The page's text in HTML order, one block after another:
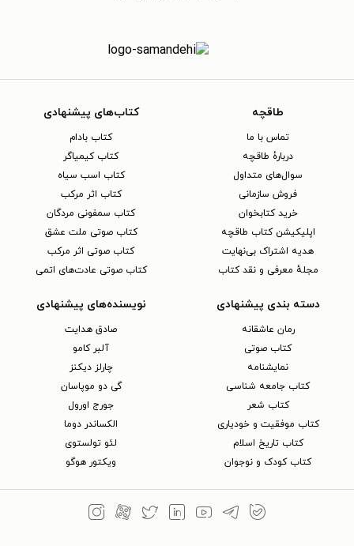
طاقچه
تماس با ما
دربارهٔ طاقچه
سوال‌های متداول
فروش سازمانی
خرید کتابخوان
اپلیکیشن کتاب طاقچه
هدیه اشتراک بی‌نهایت
مجلهٔ معرفی و نقد کتاب
کتاب‌های پیشنهادی
کتاب بادام
کتاب کیمیاگر
کتاب اسب سیاه
کتاب اثر مرکب
کتاب سمفونی مردگان
کتاب صوتی ملت عشق
کتاب صوتی اثر مرکب
کتاب صوتی عادت‌های اتمی
دسته بندی پیشنهادی
رمان عاشقانه
کتاب‌ صوتی
نمایشنامه
کتاب جامعه شناسی
کتاب شعر
کتاب موفقیت و خودیاری
کتاب تاریخ اسلام
کتاب کودک و نوجوان
نویسنده‌های پیشنهادی
صادق هدایت
آلبر کامو
چارلز دیکنز
گی دو موپاسان
جورج اورول
الکساندر دوما
لئو تولستوی
ویکتور هوگو